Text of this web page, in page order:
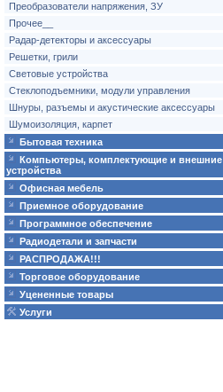
Преобразователи напряжения, ЗУ
Прочее__
Радар-детекторы и аксессуары
Решетки, грили
Световые устройства
Стеклоподъемники, модули управления
Шнуры, разъемы и акустические аксессуары
Шумоизоляция, карпет
Бытовая техника
Компьютеры, комплектующие и внешние
устройства
Офисная мебель
Приемное оборудование
Программное обеспечение
Радиодетали и запчасти
РАСПРОДАЖА!!!
Торговое оборудование
Уцененные товары
Услуги